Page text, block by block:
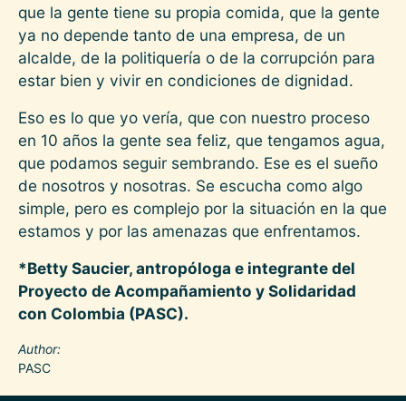
que la gente tiene su propia comida, que la gente
ya no depende tanto de una empresa, de un
alcalde, de la politiquería o de la corrupción para
estar bien y vivir en condiciones de dignidad.
Eso es lo que yo vería, que con nuestro proceso
en 10 años la gente sea feliz, que tengamos agua,
que podamos seguir sembrando. Ese es el sueño
de nosotros y nosotras. Se escucha como algo
simple, pero es complejo por la situación en la que
estamos y por las amenazas que enfrentamos.
*Betty Saucier, antropóloga e integrante del
Proyecto de Acompañamiento y Solidaridad
con Colombia (PASC).
Author
PASC